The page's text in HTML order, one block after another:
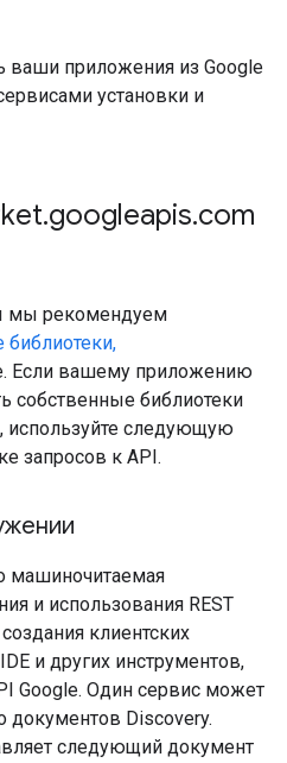
ваши приложения из Google
установки и
.googleapis.com
мы рекомендуем
библиотеки,
Если вашему приложению
собственные библиотеки
используйте следующую
запросов к API.
машиночитаемая
и использования REST
клиентских
и других инструментов,
Google. Один сервис может
документов Discovery.
следующий документ